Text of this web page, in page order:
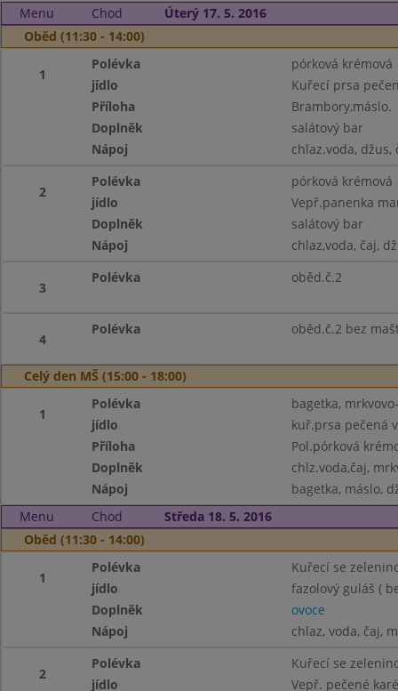
Menu
Chod
Úterý 17. 5. 2016
Oběd (11:30 - 14:00)
1
Polévka
pórková krémová
jídlo
Kuřecí prsa
Příloha
Brambory,máslo.
Doplněk
salátový bar
Nápoj
chlaz.voda, džus,
2
Polévka
pórková krémová
jídlo
Vepř.panenka
Doplněk
salátový bar
Nápoj
chlaz,voda, čaj,
3
Polévka oběd.č.2
4
Polévka oběd.č.2 bez
Celý den MŠ (15:00 - 18:00)
1
Polévka
bagetka,
jídlo
kuř.prsa pečená
Příloha
Pol.pórková
Doplněk
chlz.voda,čaj,
Nápoj
bagetka, máslo,
Menu
Chod
Středa 18. 5. 2016
Oběd (11:30 - 14:00)
1
Polévka
Kuřecí se
jídlo
fazolový guláš (
Doplněk
ovoce
Nápoj
chlaz, voda, čaj,
2
Polévka
Kuřecí se
jídlo
Vepř. pečené